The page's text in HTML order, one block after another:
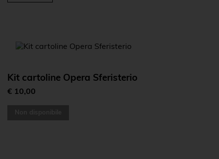
Kit cartoline Opera Sferisterio
€ 10,00